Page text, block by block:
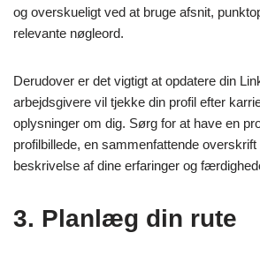
og overskueligt ved at bruge afsnit,
relevante nøgleord.
Derudover er det vigtigt at opdatere din
arbejdsgivere vil tjekke din profil efter
oplysninger om dig. Sørg for at have en
profilbillede, en sammenfattende overskrift
beskrivelse af dine erfaringer og
3. Planlæg din rute